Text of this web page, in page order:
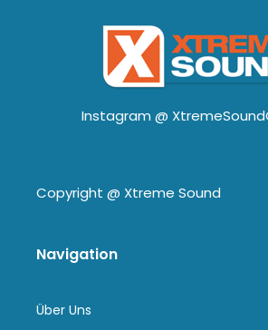
Instagram @
Copyright @ Xtreme Sound
Navigation
Über Uns